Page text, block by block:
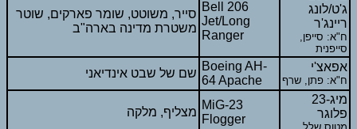
סייר, משוטט, שומר פארקים, שוטר
משטרת מדינה בארה"ב
Bell 206
Jet/Long
Ranger
ג'ט/לונג
ריינג'ר
ח"א: סייפן,
סייפנית
שם של שבט אינדיאני
Boeing AH-
64 Apache
אפאצ'י
ח"א: פתן, שרף
מצליף, מלקה
MiG-23
Flogger
מיג-23
פלוגר